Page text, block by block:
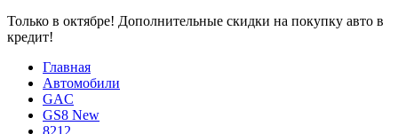
Только в октябре! Дополнительные скидки на покупку авто в
кредит!
Главная
Автомобили
GAC
GS8 New